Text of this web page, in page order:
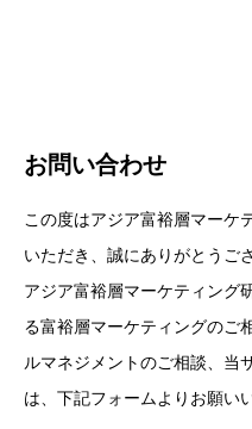
お問い合わせ
この度はアジア富裕層マーケ
いただき、誠にありがとうご
アジア富裕層マーケティング
る富裕層マーケティングのご
ルマネジメントのご相談、当
は、下記フォームよりお願い